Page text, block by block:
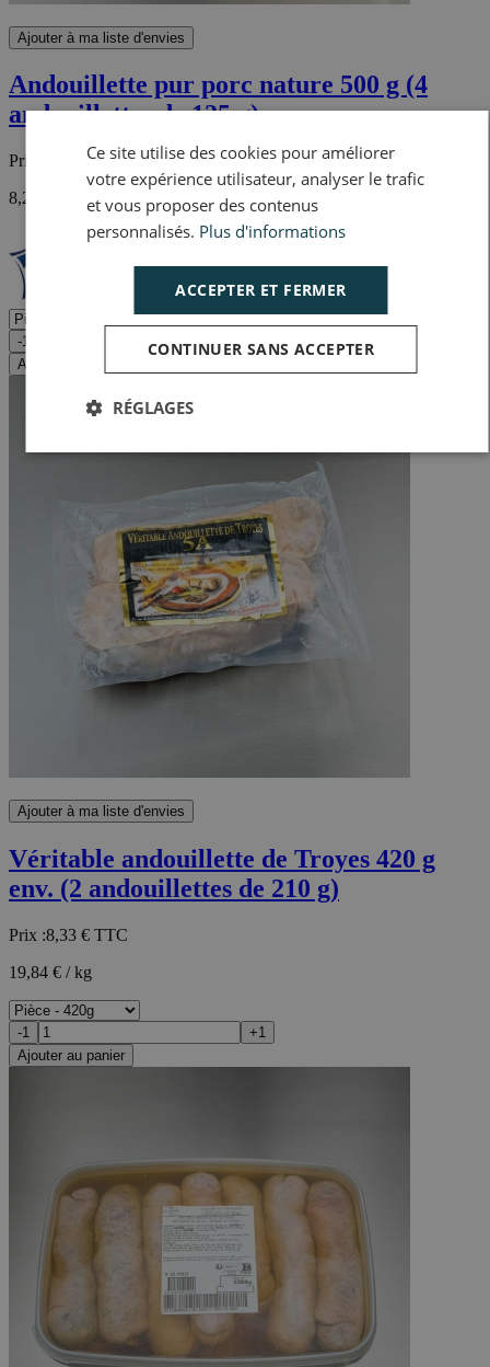
Ajouter à ma liste d'envies
Andouillette pur porc nature 500 g (4
andouillettes de 125 g)
Prix : 4,11 € TTC
8,23 € / kg
-1
+1
Ajouter au panier
Ajouter à ma liste d'envies
Véritable andouillette de Troyes 420 g
env. (2 andouillettes de 210 g)
Prix :8,33 € TTC
19,84 € / kg
-1
+1
Ajouter au panier
Ce site utilise des cookies pour améliorer
votre expérience utilisateur, analyser le trafic
et vous proposer des contenus
personnalisés. Plus d'informations
ACCEPTER ET FERMER
CONTINUER SANS ACCEPTER
RÉGLAGES